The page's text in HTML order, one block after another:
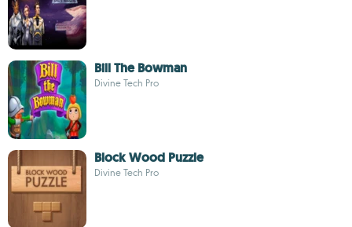
Bill The Bowman
Divine Tech Pro
Block Wood Puzzle
Divine Tech Pro